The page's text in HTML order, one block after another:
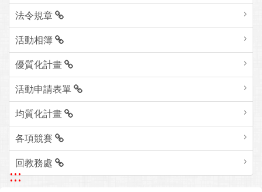
法令規章
活動相簿
優質化計畫
活動申請表單
均質化計畫
各項競賽
回教務處
:::